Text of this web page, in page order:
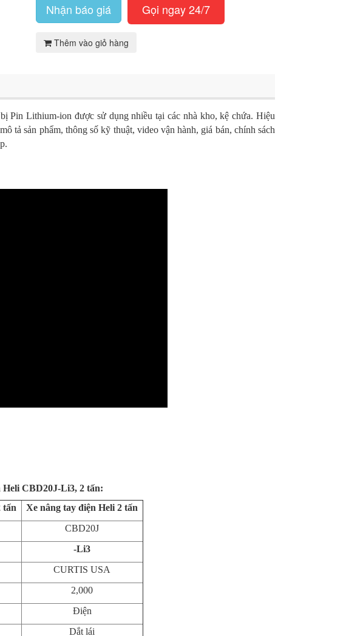
Nhận báo giá Gọi ngay 24/7
Thêm vào giỏ hàng
Pin Lithium-ion được sử dụng nhiều tại các nhà kho, kệ chứa. Hiệu
tả sản phẩm, thông số kỹ thuật, video vận hành, giá bán, chính sách
CBD20J-Li3, 2 tấn:
tấn
Xe nâng tay điện Heli 2 tấn
CBD20J
-Li3
CURTIS USA
2,000
Điện
Dắt lái